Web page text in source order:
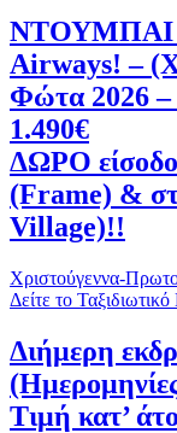
ΝΤΟΥΜΠΑΙ 7
Airways! –
Φώτα 2026
1.490€
ΔΩΡΟ
(Frame) &
Village)!!
Χριστούγεννα-
Δείτε το
Διήμερη
Τιμή κατ’